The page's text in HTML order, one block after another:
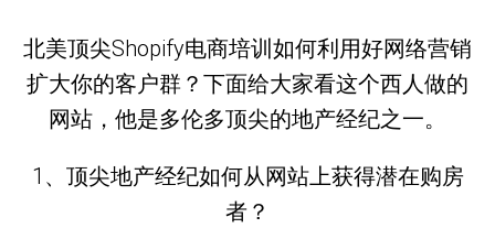
北美顶尖Shopify电商培训如何利用好网络营销
扩大你的客户群？下面给大家看这个西人做的
网站，他是多伦多顶尖的地产经纪之一。
1、顶尖地产经纪如何从网站上获得潜在购房
者？